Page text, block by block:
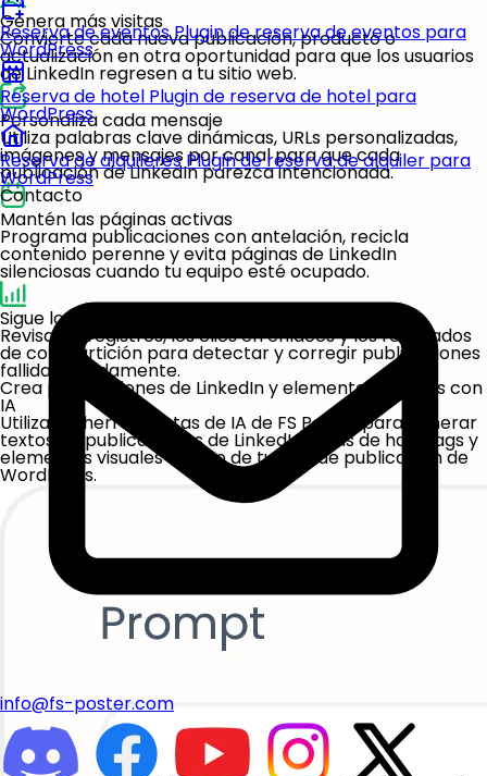
Reserva de eventos Plugin de reserva de eventos para
WordPress
Reserva de hotel Plugin de reserva de hotel para
WordPress
Reserva de alquileresPlugin de reserva de alquiler para
WordPress
Contacto
info@fs-poster.com
Genera más visitas
Convierte cada nueva publicación, producto o
actualización en otra oportunidad para que los usuarios
de LinkedIn regresen a tu sitio web.
Personaliza cada mensaje
Utiliza palabras clave dinámicas, URLs personalizadas,
imágenes y mensajes por canal para que cada
publicación de LinkedIn parezca intencionada.
Mantén las páginas activas
Programa publicaciones con antelación, recicla
contenido perenne y evita páginas de LinkedIn
silenciosas cuando tu equipo esté ocupado.
Sigue los resultados de publicación
Revisa los registros, los clics en enlaces y los resultados
de compartición para detectar y corregir publicaciones
fallidas rápidamente.
Crea publicaciones de LinkedIn y elementos visuales con
IA
Utiliza las herramientas de IA de FS Poster para generar
textos de publicaciones de LinkedIn, ideas de hashtags y
elementos visuales dentro de tu flujo de publicación de
WordPress.